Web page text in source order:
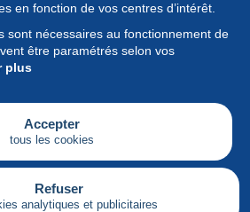
en fonction de vos centres d’intérêt.
sont nécessaires au fonctionnement de
être paramétrés selon vos
plus
Accepter
tous les cookies
Refuser
analytiques et publicitaires